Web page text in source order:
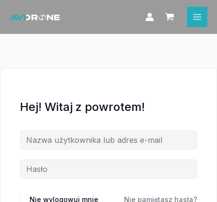
Hej! Witaj z powrotem!
Nie wylogowuj mnie Nie pamiętasz hasła?